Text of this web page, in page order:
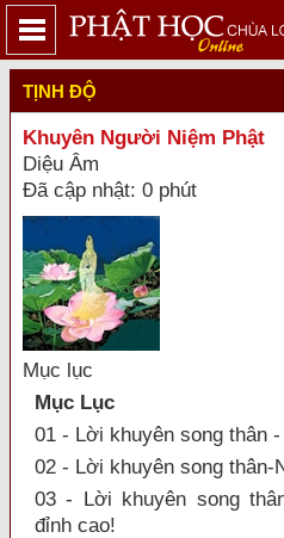
TỊNH ĐỘ
Khuyên Người Niệm Phật
Diệu Âm
Đã cập nhật: 0 phút
Mục lục
Mục Lục
01 - Lời khuyên song thân
02 - Lời khuyên song thân-
03 - Lời khuyên song
đỉnh cao!